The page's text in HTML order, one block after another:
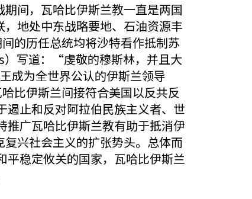
间，瓦哈比伊斯兰教一直是两国
地处中东战略要地、石油资源丰
的历任总统均将沙特看作抵制苏
写道：“虔敬的穆斯林，并且大
成为全世界公认的伊斯兰领导
比伊斯兰间接符合美国以反共反
遏止和反对阿拉伯民族主义者、世
推广瓦哈比伊斯兰教有助于抵消伊
兴社会主义的扩张势头。总体而
平稳定攸关的国家，瓦哈比伊斯兰